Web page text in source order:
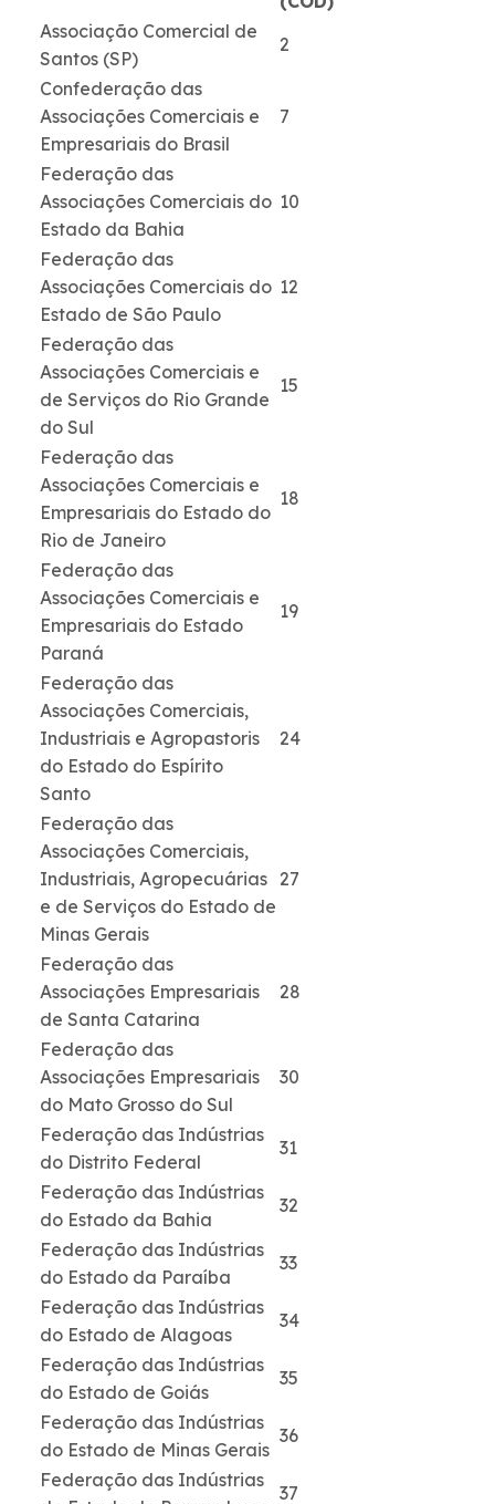
Associação Comercial de
Santos (SP)
2
Confederação das
Associações Comerciais e
Empresariais do Brasil
7
Federação das
Associações Comerciais do
Estado da Bahia
10
Federação das
Associações Comerciais do
Estado de São Paulo
12
Federação das
Associações Comerciais e
de Serviços do Rio Grande
do Sul
15
Federação das
Associações Comerciais e
Empresariais do Estado do
Rio de Janeiro
18
Federação das
Associações Comerciais e
Empresariais do Estado
Paraná
19
Federação das
Associações Comerciais,
Industriais e Agropastoris
do Estado do Espírito
Santo
24
Federação das
Associações Comerciais,
Industriais, Agropecuárias
e de Serviços do Estado de
Minas Gerais
27
Federação das
Associações Empresariais
de Santa Catarina
28
Federação das
Associações Empresariais
do Mato Grosso do Sul
30
Federação das Indústrias
do Distrito Federal
31
Federação das Indústrias
do Estado da Bahia
32
Federação das Indústrias
do Estado da Paraíba
33
Federação das Indústrias
do Estado de Alagoas
34
Federação das Indústrias
do Estado de Goiás
35
Federação das Indústrias
do Estado de Minas Gerais
36
Federação das Indústrias
37